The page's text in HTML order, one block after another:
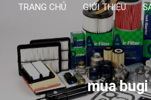
TRANG CHỦ GIỚI THIỆU
mua